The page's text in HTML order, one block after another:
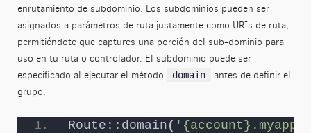
enrutamiento de subdominio. Los subdominios pueden ser
asignados a parámetros de ruta justamente como URIs de ruta,
permitiéndote que captures una porción del sub-dominio para
uso en tu ruta o controlador. El subdominio puede ser
especificado al ejecutar el método
domain
antes de definir el
grupo.
Route::domain (